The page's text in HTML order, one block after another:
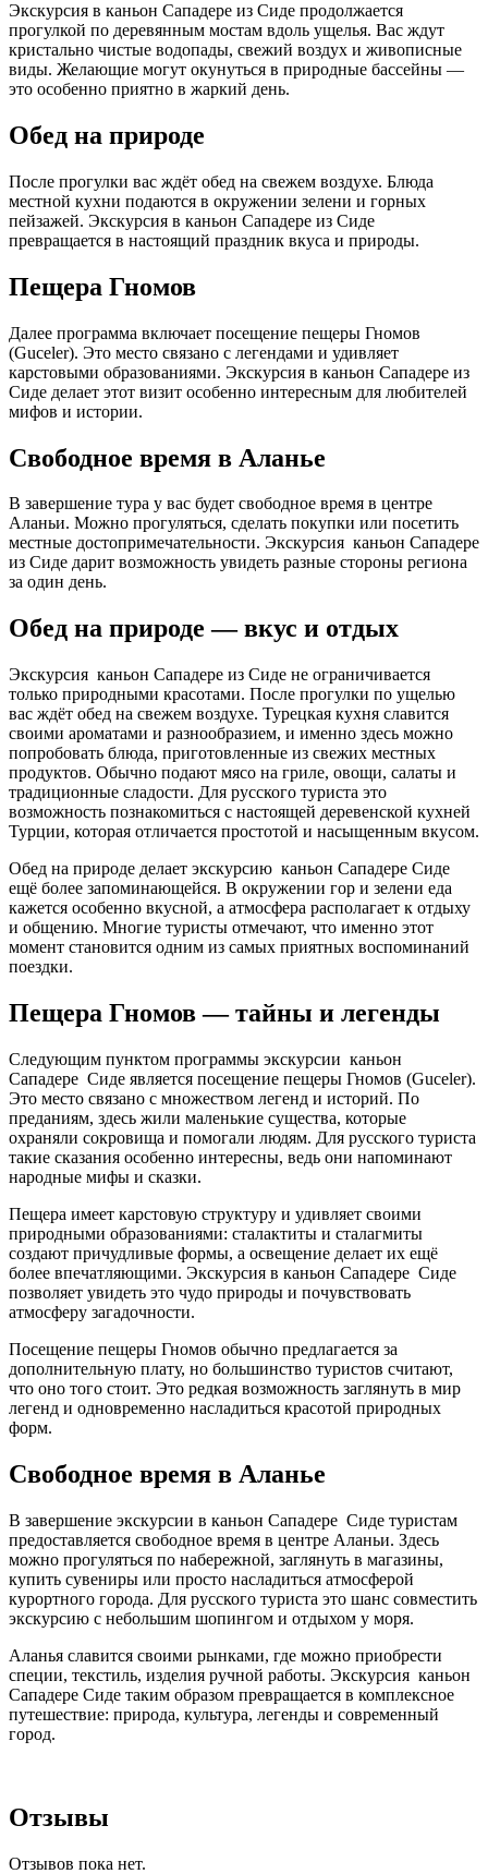
Экскурсия в каньон Сападере из Сиде продолжается
прогулкой по деревянным мостам вдоль ущелья. Вас ждут
кристально чистые водопады, свежий воздух и живописные
виды. Желающие могут окунуться в природные бассейны —
это особенно приятно в жаркий день.
Обед на природе
После прогулки вас ждёт обед на свежем воздухе. Блюда
местной кухни подаются в окружении зелени и горных
пейзажей. Экскурсия в каньон Сападере из Сиде
превращается в настоящий праздник вкуса и природы.
Пещера Гномов
Далее программа включает посещение пещеры Гномов
(Guceler). Это место связано с легендами и удивляет
карстовыми образованиями. Экскурсия в каньон Сападере из
Сиде делает этот визит особенно интересным для любителей
мифов и истории.
Свободное время в Аланье
В завершение тура у вас будет свободное время в центре
Аланьи. Можно прогуляться, сделать покупки или посетить
местные достопримечательности. Экскурсия каньон Сападере
из Сиде дарит возможность увидеть разные стороны региона
за один день.
Обед на природе — вкус и отдых
Экскурсия каньон Сападере из Сиде не ограничивается
только природными красотами. После прогулки по ущелью
вас ждёт обед на свежем воздухе. Турецкая кухня славится
своими ароматами и разнообразием, и именно здесь можно
попробовать блюда, приготовленные из свежих местных
продуктов. Обычно подают мясо на гриле, овощи, салаты и
традиционные сладости. Для русского туриста это
возможность познакомиться с настоящей деревенской кухней
Турции, которая отличается простотой и насыщенным вкусом.
Обед на природе делает экскурсию каньон Сападере Сиде
ещё более запоминающейся. В окружении гор и зелени еда
кажется особенно вкусной, а атмосфера располагает к отдыху
и общению. Многие туристы отмечают, что именно этот
момент становится одним из самых приятных воспоминаний
поездки.
Пещера Гномов — тайны и легенды
Следующим пунктом программы экскурсии каньон
Сападере Сиде является посещение пещеры Гномов (Guceler).
Это место связано с множеством легенд и историй. По
преданиям, здесь жили маленькие существа, которые
охраняли сокровища и помогали людям. Для русского туриста
такие сказания особенно интересны, ведь они напоминают
народные мифы и сказки.
Пещера имеет карстовую структуру и удивляет своими
природными образованиями: сталактиты и сталагмиты
создают причудливые формы, а освещение делает их ещё
более впечатляющими. Экскурсия в каньон Сападере Сиде
позволяет увидеть это чудо природы и почувствовать
атмосферу загадочности.
Посещение пещеры Гномов обычно предлагается за
дополнительную плату, но большинство туристов считают,
что оно того стоит. Это редкая возможность заглянуть в мир
легенд и одновременно насладиться красотой природных
форм.
Свободное время в Аланье
В завершение экскурсии в каньон Сападере Сиде туристам
предоставляется свободное время в центре Аланьи. Здесь
можно прогуляться по набережной, заглянуть в магазины,
купить сувениры или просто насладиться атмосферой
курортного города. Для русского туриста это шанс совместить
экскурсию с небольшим шопингом и отдыхом у моря.
Аланья славится своими рынками, где можно приобрести
специи, текстиль, изделия ручной работы. Экскурсия каньон
Сападере Сиде таким образом превращается в комплексное
путешествие: природа, культура, легенды и современный
город.
Отзывы
Отзывов пока нет.